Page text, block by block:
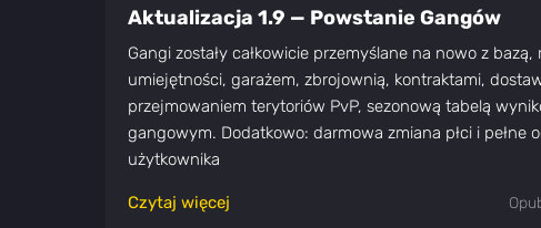
Aktualizacja 1.9 — Powstanie Gangów
Gangi zostały całkowicie przemyślane na nowo z
umiejętności, garażem, zbrojownią, kontraktami,
przejmowaniem terytoriów PvP, sezonową tabelą
gangowym. Dodatkowo: darmowa zmiana płci i pełne
użytkownika
Czytaj więcej